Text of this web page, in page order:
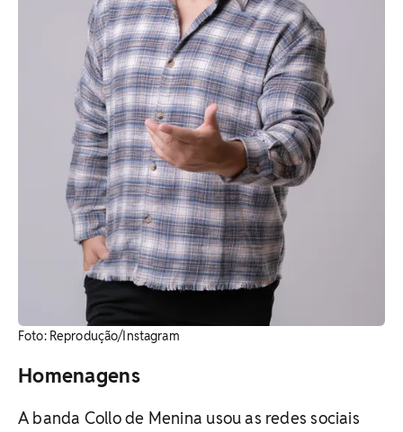
​Foto: Reprodução/Instagram
Homenagens
A banda Collo de Menina usou as redes sociais